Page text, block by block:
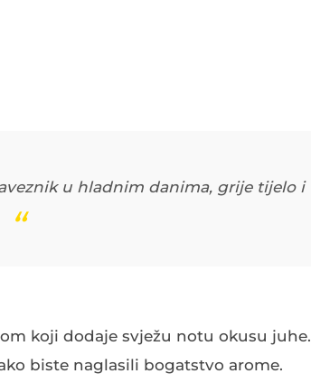
u hladnim danima, grije tijelo i
koji dodaje svježu notu okusu juhe.
biste naglasili bogatstvo arome.